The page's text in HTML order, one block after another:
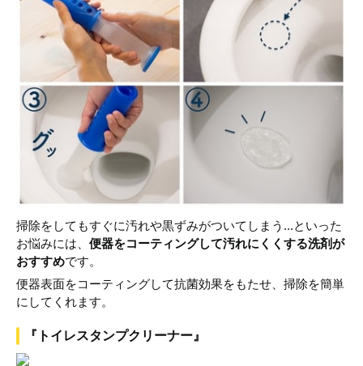
掃除をしてもすぐに汚れや黒ずみがついてしまう...といった
お悩みには、 便器をコーティングして汚れにくくする洗剤が
おすすめです。
便器表面をコーティングして抗菌効果をもたせ、掃除を簡単
にしてくれます。
『トイレスタンプクリーナー』